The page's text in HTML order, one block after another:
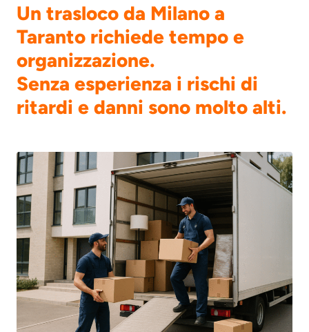
Un trasloco da Milano a
Taranto richiede tempo e
organizzazione.
Senza esperienza i rischi di
ritardi e danni sono molto alti.